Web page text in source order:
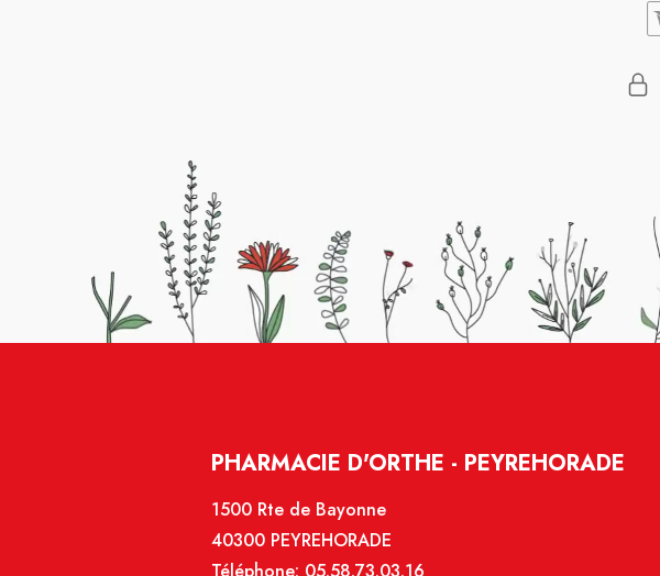
PHARMACIE D'ORTHE - PEYREHORADE
1500 Rte de Bayonne
40300 PEYREHORADE